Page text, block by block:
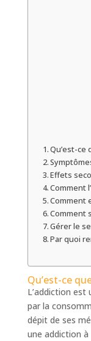
Qu’est-ce
Effets
Comment
Comment
Comment
Gérer le
Par quoi
Qu’est-ce
L’addiction
par la
dépit de ses
une addiction